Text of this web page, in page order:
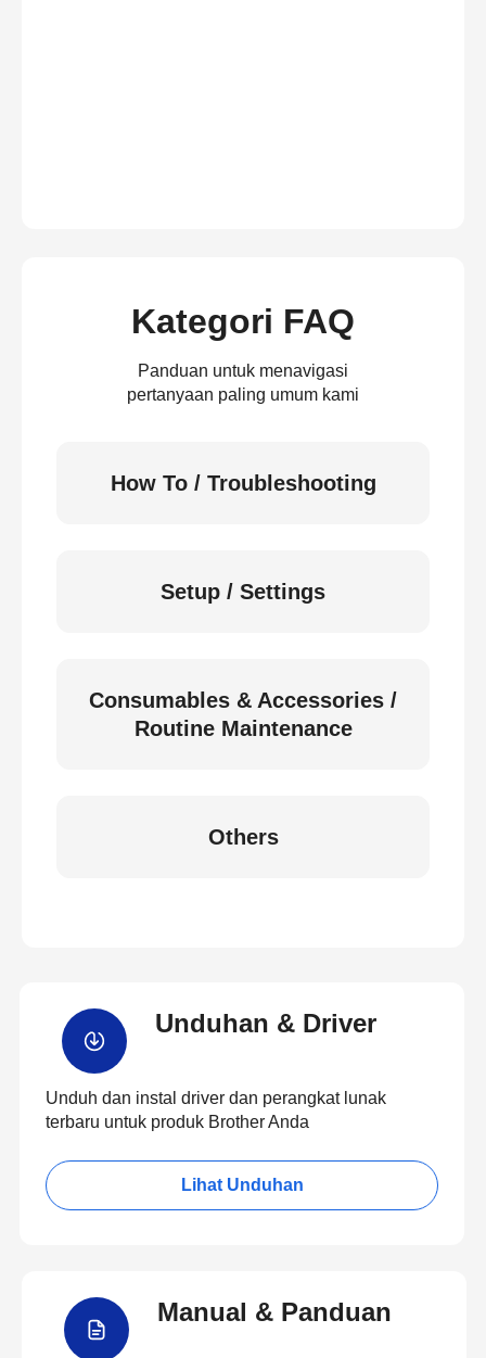
Kategori FAQ
Panduan untuk menavigasi
pertanyaan paling umum kami
How To / Troubleshooting
Setup / Settings
Consumables & Accessories /
Routine Maintenance
Others
Unduhan & Driver
Unduh dan instal driver dan perangkat lunak
terbaru untuk produk Brother Anda
Lihat Unduhan
Manual & Panduan